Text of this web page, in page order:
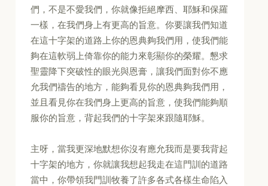
們，不是不愛我們，你就像拒絕摩西、耶穌和保羅
一樣，在我們身上有更高的旨意。你要讓我們知道
在這十字架的道路上你的恩典夠我們用，使我們能
夠在這軟弱上倚靠你的能力來彰顯你的榮耀。懇求
聖靈降下突破性的眼光與恩膏，讓我們面對你不應
允我們禱告的地方，能夠看見你的恩典夠我們用，
並且看見你在我們身上更高的旨意，使我們能夠順
服你的旨意，背起我們的十字架來跟隨耶穌。
主呀，當我更深地默想你沒有應允我而是要我背起
十字架的地方，你就讓我想起我走在這門訓的道路
當中，你帶領我門訓牧養了許多各式各樣生命陷入